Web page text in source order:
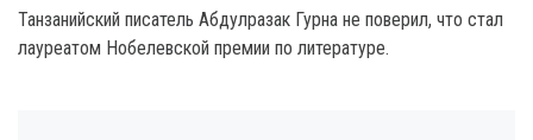
Танзанийский писатель Абдулразак Гурна не поверил, что стал
лауреатом Нобелевской премии по литературе.